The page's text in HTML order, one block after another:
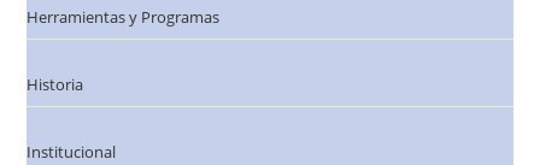
Herramientas y Programas
Historia
Institucional